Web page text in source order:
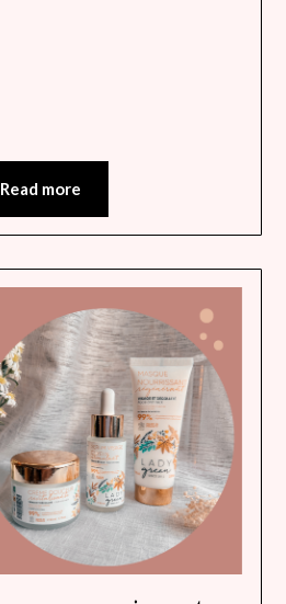
Read more